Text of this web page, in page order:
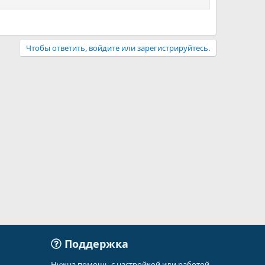
Чтобы ответить, войдите или зарегистрируйтесь.
Поддержка